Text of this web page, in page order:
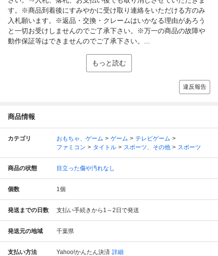
す。※商品到着後にすみやかに受け取り連絡をいただける方のみ
入札願います。※返品・交換・クレームはいかなる理由があろう
と一切お受けしませんのでご了承下さい。※万一の商品の故障や
動作保証等はできませんのでご了承下さい。...
もっと読む
違反報告
商品情報
カテゴリ おもちゃ、ゲーム ゲーム
テレビゲーム
ファミコン
タイトル スポーツ、その他 スポーツ
商品の状態 目立った傷や汚れなし
個数 1個
発送までの日数 支払い手続きから1～2日で発送
発送元の地域 千葉県
支払い方法 Yahoo!かんたん決済 詳細